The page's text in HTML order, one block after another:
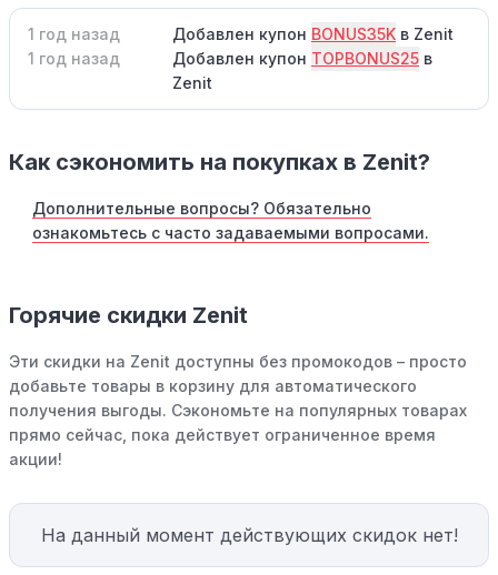
1 год назад Добавлен купон BONUS35K в Zenit
1 год назад
Добавлен купон TOPBONUS25 в
Zenit
Как сэкономить на покупках в Zenit?
Дополнительные вопросы? Обязательно
ознакомьтесь с часто задаваемыми вопросами.
Горячие скидки Zenit
Эти скидки на Zenit доступны без промокодов – просто
добавьте товары в корзину для автоматического
получения выгоды. Сэкономьте на популярных товарах
прямо сейчас, пока действует ограниченное время
акции!
На данный момент действующих скидок нет!